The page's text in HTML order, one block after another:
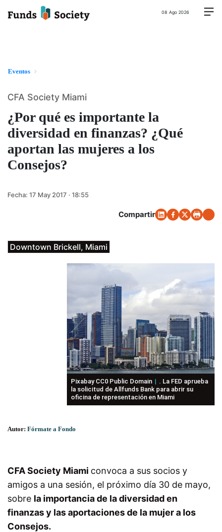
08 Ago 2026
Eventos
¿Por qué es importante la
diversidad en finanzas? ¿Qué
aportan las mujeres a los
Consejos?
CFA Society Miami
Fecha: 17 May 2017 · 18:55
Compartir
Downtown Brickell, Miami
Pixabay CC0 Public Domain
. La FED aprueba
la solicitud de Allfunds Bank para abrir su
oficina de representación en Miami
Autor: Fórmate a Fondo
CFA Society Miami convoca a sus socios y
amigos a una sesión, el próximo día 30 de mayo,
sobre la importancia de la diversidad en
finanzas y las aportaciones de la mujer a los
Consejos.